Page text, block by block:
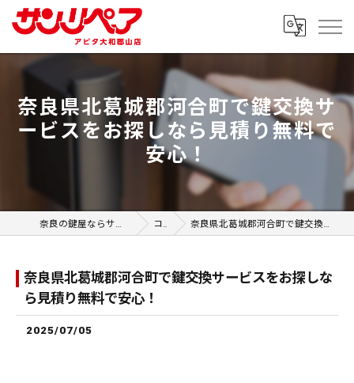
奈良県北葛城郡河合町で鍵交換サ
ービスをお探しなら見積り無料で
安心！
奈良の鍵屋ならサンリペア アピタ大和郡山店 コラム 奈良県北葛城郡河合町で鍵交換サービスをお探しなら見積り無料で安心！
奈良県北葛城郡河合町で鍵交換サービスをお探しな
ら見積り無料で安心！
2025/07/05